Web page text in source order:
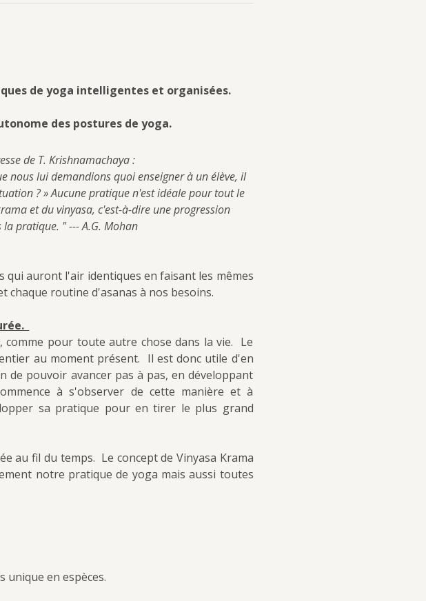
de yoga intelligentes et organisées.
des postures de yoga.
de T. Krishnamachaya :
nous lui demandions quoi enseigner à un élève, il
? » Aucune pratique n'est idéale pour tout le
et du vinyasa, c'est-à-dire une progression
pratique. " --- A.G. Mohan
qui auront l'air identiques en faisant les mêmes
chaque routine d'asanas à nos besoins.
pour toute autre chose dans la vie.  Le
au moment présent.  Il est donc utile d'en
pouvoir avancer pas à pas, en développant
à s'observer de cette manière et à
sa pratique pour en tirer le plus grand
au fil du temps.  Le concept de Vinyasa Krama
notre pratique de yoga mais aussi toutes
unique en espèces.